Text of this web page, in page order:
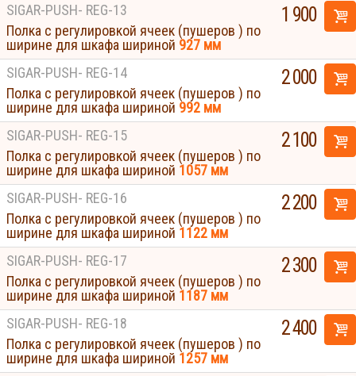
SIGAR-PUSH- REG-13
Полка с регулировкой ячеек (пушеров ) по
ширине для шкафа шириной 927 мм
1 900
SIGAR-PUSH- REG-14
Полка с регулировкой ячеек (пушеров ) по
ширине для шкафа шириной 992 мм
2 000
SIGAR-PUSH- REG-15
Полка с регулировкой ячеек (пушеров ) по
ширине для шкафа шириной 1057 мм
2 100
SIGAR-PUSH- REG-16
Полка с регулировкой ячеек (пушеров ) по
ширине для шкафа шириной 1122 мм
2 200
SIGAR-PUSH- REG-17
Полка с регулировкой ячеек (пушеров ) по
ширине для шкафа шириной 1187 мм
2 300
SIGAR-PUSH- REG-18
Полка с регулировкой ячеек (пушеров ) по
ширине для шкафа шириной 1257 мм
2 400